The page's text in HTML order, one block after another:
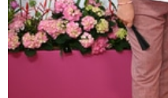
zu können und die
analysieren. Außerdem
Verwendung unserer
soziale Medien, Werbung
Partner führen diese